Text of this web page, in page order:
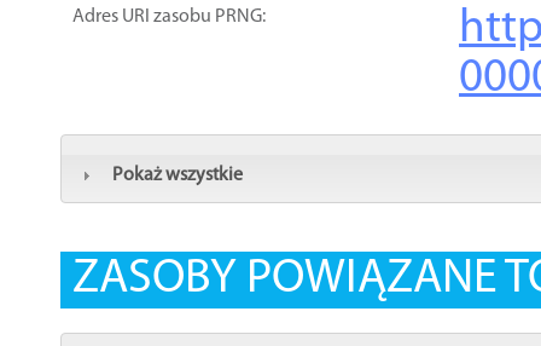
Adres URI zasobu PRNG:
Pokaż wszystkie
ZASOBY POWIĄZANE